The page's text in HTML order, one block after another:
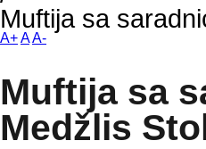
Muftija sa
A+AA-
Muftija sa
Medžlis